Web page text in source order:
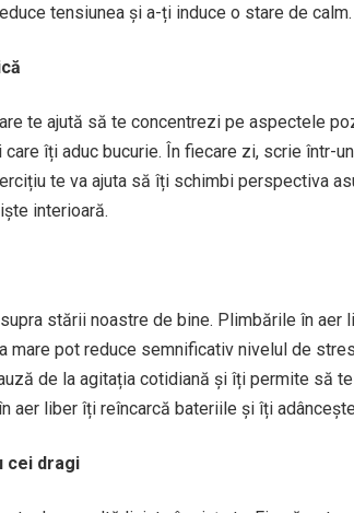
tensiunea și a-ți induce o stare de calm.
te ajută să te concentrezi pe aspectele
îți aduc bucurie. În fiecare zi, scrie într-
te va ajuta să îți schimbi perspectiva
interioară.
stării noastre de bine. Plimbările în aer
mare pot reduce semnificativ nivelul de
de la agitația cotidiană și îți permite să
aer liber îți reîncarcă bateriile și îți
cei dragi